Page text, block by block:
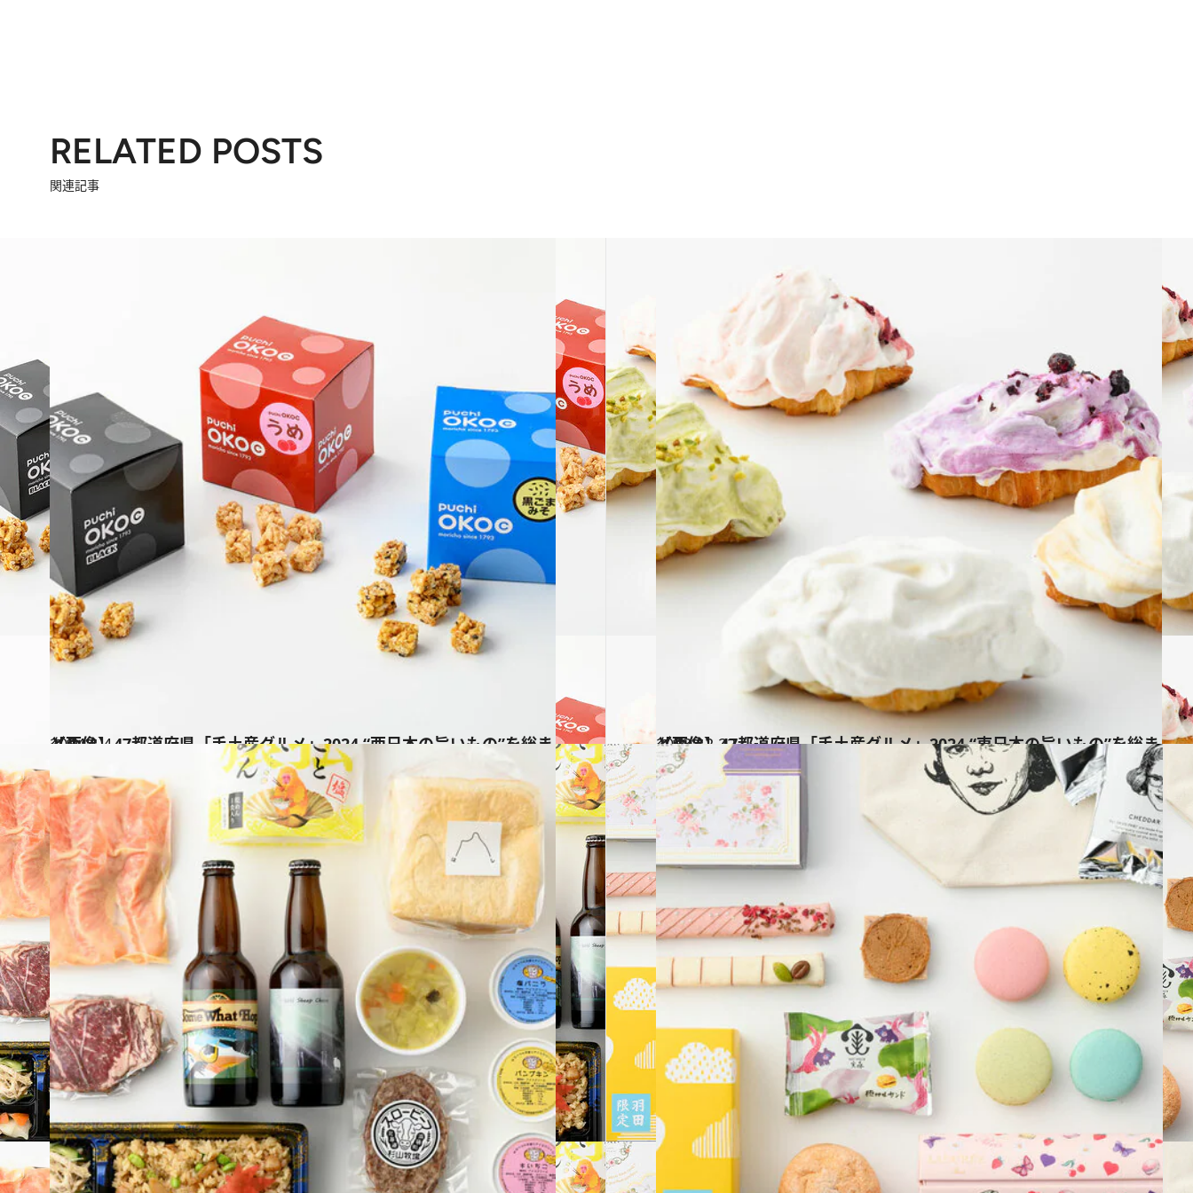
RELATED POSTS
関連記事
2024.1.4
【画像】47都道府県「手土産グルメ」2024 “西日本の旨いもの”を総まとめ
グルメ 2023.12.22
【画像】47都道府県「手土産グルメ」2024 “東日本の旨いもの”を総まとめ
グルメ